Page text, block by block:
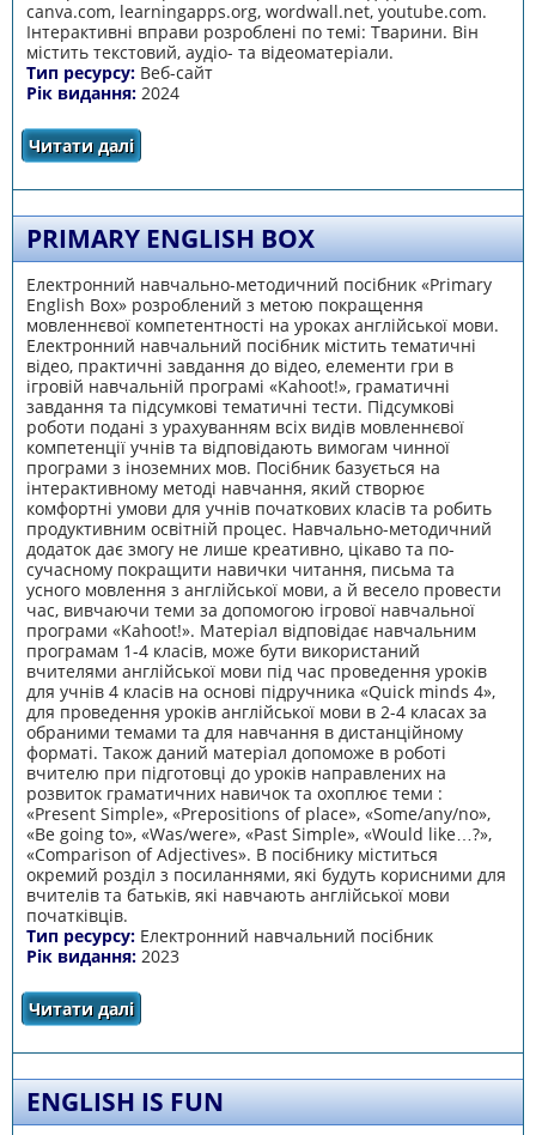
canva.com, learningapps.org, wordwall.net, youtube.com.
Інтерактивні вправи розроблені по темі: Тварини. Він
містить текстовий, аудіо- та відеоматеріали.
Тип ресурсу: Веб-сайт
Рік видання: 2024
Читати далі
англійської мови» до підручника “Smart
PRIMARY ENGLISH BOX
Електронний навчально-методичний посібник «Primary
English Box» розроблений з метою покращення
мовленнєвої компетентності на уроках англійської мови.
Електронний навчальний посібник містить тематичні
відео, практичні завдання до відео, елементи гри в
ігровій навчальній програмі «Kahoot!», граматичні
завдання та підсумкові тематичні тести. Підсумкові
роботи подані з урахуванням всіх видів мовленнєвої
компетенції учнів та відповідають вимогам чинної
програми з іноземних мов. Посібник базується на
інтерактивному методі навчання, який створює
комфортні умови для учнів початкових класів та робить
продуктивним освітній процес. Навчально-методичний
додаток дає змогу не лише креативно, цікаво та по-
сучасному покращити навички читання, письма та
усного мовлення з англійської мови, а й весело провести
час, вивчаючи теми за допомогою ігрової навчальної
програми «Kahoot!». Матеріал відповідає навчальним
програмам 1-4 класів, може бути використаний
вчителями англійської мови під час проведення уроків
для учнів 4 класів на основі підручника «Quick minds 4»,
для проведення уроків англійської мови в 2-4 класах за
обраними темами та для навчання в дистанційному
форматі. Також даний матеріал допоможе в роботі
вчителю при підготовці до уроків направлених на
розвиток граматичних навичок та охоплює теми :
«Present Simple», «Prepositions of place», «Some/any/no»,
«Be going to», «Was/were», «Past Simple», «Would like…?»,
«Comparison of Adjectives». В посібнику міститься
окремий розділ з посиланнями, які будуть корисними для
вчителів та батьків, які навчають англійської мови
початківців.
Тип ресурсу: Електронний навчальний посібник
Рік видання: 2023
Читати даліпро Primary English Box
ENGLISH IS FUN